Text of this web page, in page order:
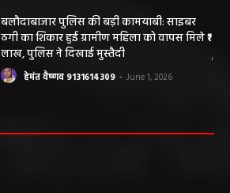
बलौदाबाजार पुलिस की बड़ी कामयाबी: साइबर
ठगी का शिकार हुई ग्रामीण महिला को वापस मिले ₹1
लाख, पुलिस ने दिखाई मुस्तैदी
हेमंत वैष्णव 9131614309 - June 1, 2026